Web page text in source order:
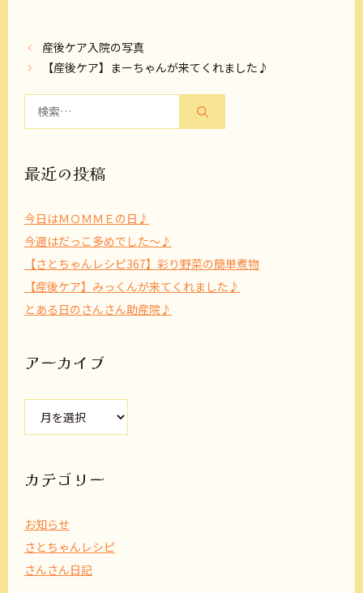
産後ケア入院の写真
【産後ケア】まーちゃんが来てくれました♪
最近の投稿
今日はＭＯＭＭＥの日♪
今週はだっこ多めでした～♪
【さとちゃんレシピ367】彩り野菜の簡単煮物
【産後ケア】みっくんが来てくれました♪
とある日のさんさん助産院♪
アーカイブ
ブ
カテゴリー
お知らせ
さとちゃんレシピ
さんさん日記